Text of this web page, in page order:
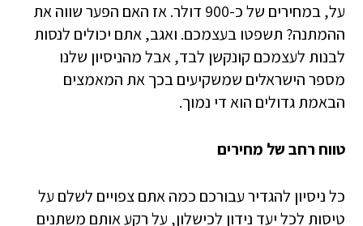
על, במחירים של כ-900 דולר. אז האם הפער שווה את
ההמתנה? תשפטו בעצמכם. ואגב, אתם יכולים לנסות
לבנות לעצמכם קונקשן לבד, אבל מהניסיון שלנו
מספר הישראלים שמשקיעים בכך את המאמצים
הבאמת גדולים הוא די נמוך.
טווח רחב של מחירים
כל ניסיון להגדיר עבורכם כמה אתם צפויים לשלם על
טיסות לכל יעד נידון לכישלון, על רקע אותם משתנים